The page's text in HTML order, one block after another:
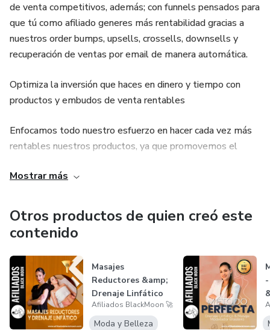
de venta competitivos, además; con funnels pensados para
que tú como afiliado generes más rentabilidad gracias a
nuestros order bumps, upsells, crossells, downsells y
recuperación de ventas por email de manera automática.
Optimiza la inversión que haces en dinero y tiempo con
productos y embudos de venta rentables
Enfocamos todo nuestro esfuerzo en hacer cada vez más
rentables nuestros productos, ya que promovemos el
de recuperación de ventas, y altos estándares de calidad
Conoce nuestro Catalogo en nuestra pagina web:
https://afiliadosblackmoon.com/
Mostrar más
Otros productos de quien creó este
contenido
Masajes
Reductores &amp;
Drenaje Linfático
Afiliados BlackMoon 🚀
Moda y Belleza